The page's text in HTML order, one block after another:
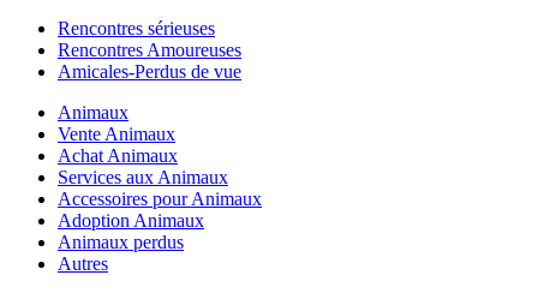
Rencontres sérieuses
Rencontres Amoureuses
Amicales-Perdus de vue
Animaux
Vente Animaux
Achat Animaux
Services aux Animaux
Accessoires pour Animaux
Adoption Animaux
Animaux perdus
Autres